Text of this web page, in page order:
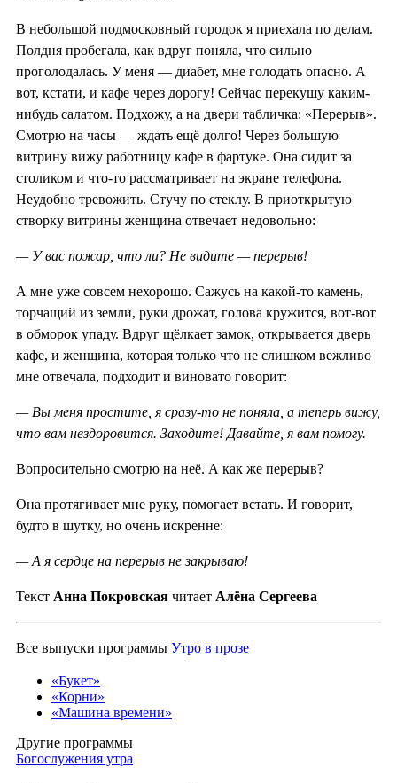
В небольшой подмосковный городок я приехала по делам.
Полдня пробегала, как вдруг поняла, что сильно
проголодалась. У меня — диабет, мне голодать опасно. А
вот, кстати, и кафе через дорогу! Сейчас перекушу каким-
нибудь салатом. Подхожу, а на двери табличка: «Перерыв».
Смотрю на часы — ждать ещё долго! Через большую
витрину вижу работницу кафе в фартуке. Она сидит за
столиком и что-то рассматривает на экране телефона.
Неудобно тревожить. Стучу по стеклу. В приоткрытую
створку витрины женщина отвечает недовольно:
— У вас пожар, что ли? Не видите — перерыв!
А мне уже совсем нехорошо. Сажусь на какой-то камень,
торчащий из земли, руки дрожат, голова кружится, вот-вот
в обморок упаду. Вдруг щёлкает замок, открывается дверь
кафе, и женщина, которая только что не слишком вежливо
мне отвечала, подходит и виновато говорит:
— Вы меня простите, я сразу-то не поняла, а теперь вижу,
что вам нездоровится. Заходите! Давайте, я вам помогу.
Вопросительно смотрю на неё. А как же перерыв?
Она протягивает мне руку, помогает встать. И говорит,
будто в шутку, но очень искренне:
— А я сердце на перерыв не закрываю!
Текст Анна Покровская читает Алёна Сергеева
Все выпуски программы Утро в прозе
«Букет»
«Корни»
«Машина времени»
Другие программы
Богослужения утра